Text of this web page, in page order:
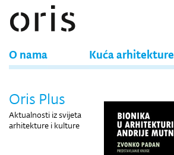
O nama Kuća arhitekture
Oris Plus
Aktualnosti iz svijeta
arhitekture i kulture